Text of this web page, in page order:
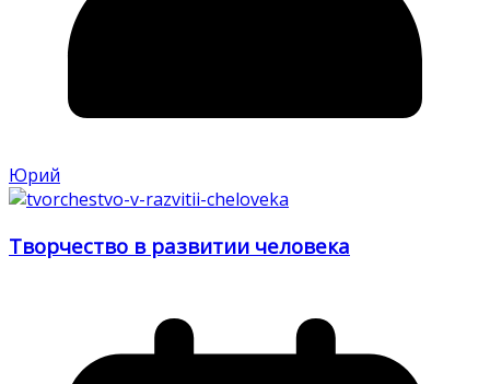
Юрий
Творчество в развитии человека